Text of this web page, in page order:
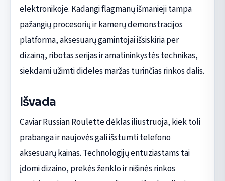
elektronikoje. Kadangi flagmanų išmanieji tampa
pažangių procesorių ir kamerų demonstracijos
platforma, aksesuarų gamintojai išsiskiria per
dizainą, ribotas serijas ir amatininkystės technikas,
siekdami užimti dideles maržas turinčias rinkos dalis.
Išvada
Caviar Russian Roulette dėklas iliustruoja, kiek toli
prabanga ir naujovės gali išstumti telefono
aksesuarų kainas. Technologijų entuziastams tai
įdomi dizaino, prekės ženklo ir nišinės rinkos